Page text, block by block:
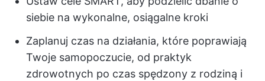
siebie na wykonalne, osiągalne kroki
Zaplanuj czas na działania, które poprawiają
Twoje samopoczucie, od praktyk
zdrowotnych po czas spędzony z rodziną i